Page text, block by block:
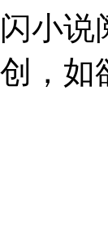
小说
，如